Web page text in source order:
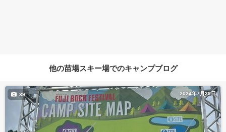
他の苗場スキー場でのキャンプブログ
2024年7月29日
39